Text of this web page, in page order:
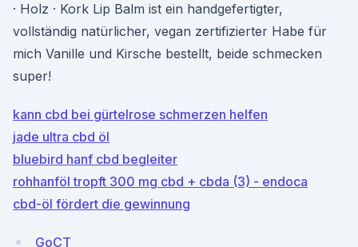
· Holz · Kork Lip Balm ist ein handgefertigter,
vollständig natürlicher, vegan zertifizierter Habe für
mich Vanille und Kirsche bestellt, beide schmecken
super!
kann cbd bei gürtelrose schmerzen helfen
jade ultra cbd öl
bluebird hanf cbd begleiter
rohhanföl tropft 300 mg cbd + cbda (3) - endoca
cbd-öl fördert die gewinnung
GoCT